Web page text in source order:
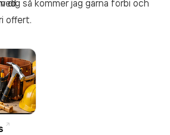
dig så kommer jag gärna förbi och
offert.